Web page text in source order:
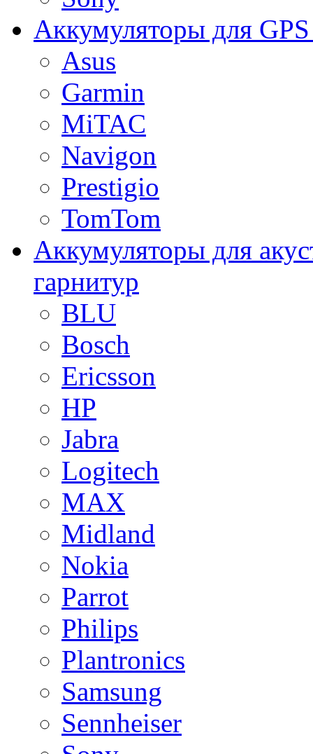
Аккумуляторы для GPS
Asus
Garmin
MiTAC
Navigon
Prestigio
TomTom
Аккумуляторы для
гарнитур
BLU
Bosch
Ericsson
HP
Jabra
Logitech
MAX
Midland
Nokia
Parrot
Philips
Plantronics
Samsung
Sennheiser